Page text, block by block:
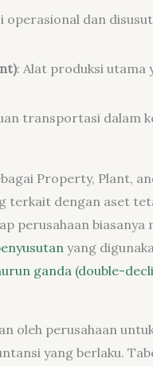
operasional dan
: Alat produksi utama
transportasi dalam
Property, Plant,
terkait dengan aset
perusahaan biasanya
yang
ganda (double-
oleh perusahaan
yang berlaku.